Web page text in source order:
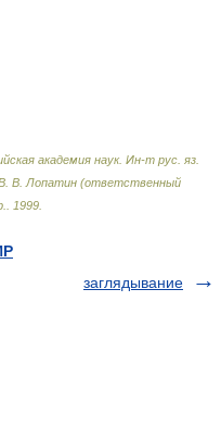
академия наук. Ин-т рус. яз.
В. Лопатин (ответственный
1999
заглядывание